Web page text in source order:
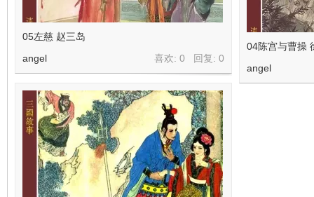
05左慈 赵三岛
喜欢: 0 回复: 0
angel
04陈宫与曹操
angel